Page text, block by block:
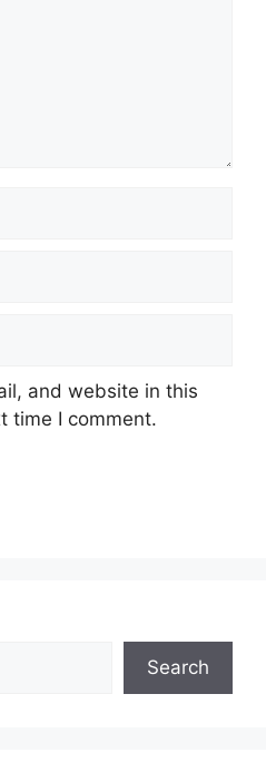
and website in this
time I comment.
Search